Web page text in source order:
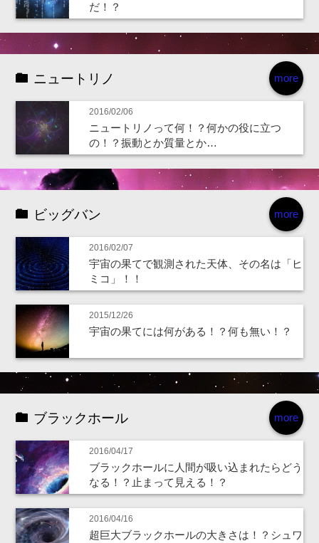
だ！？
more
ニュートリノ
2016/02/06
ニュートリノって何！？何かの役に立つ
の！？振動とか質量とか…
more
ビッグバン
2016/02/07
宇宙の果てで観測された天体、その名は「ヒ
ミコ」！！
2015/12/26
宇宙の果てには何がある！？何も無い！？
more
ブラックホール
2016/04/17
ブラックホールに人間が吸い込まれたらどう
なる！？止まって見える！？
2016/04/16
超巨大ブラックホールの大きさは！？シュワ